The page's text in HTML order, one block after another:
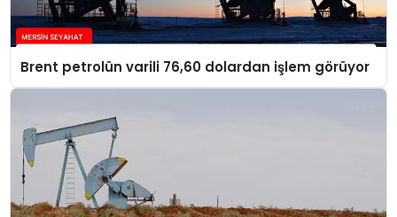
Brent petrolün varili 76,60 dolardan işlem görüyor